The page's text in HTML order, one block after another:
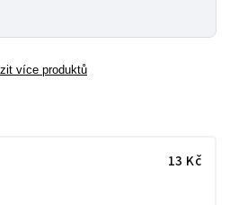
více produktů
13 Kč